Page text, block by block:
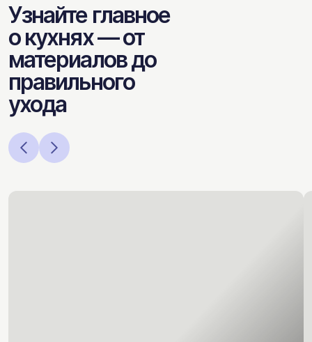
Узнайте главное
о кухнях — от
материалов до
правильного
ухода